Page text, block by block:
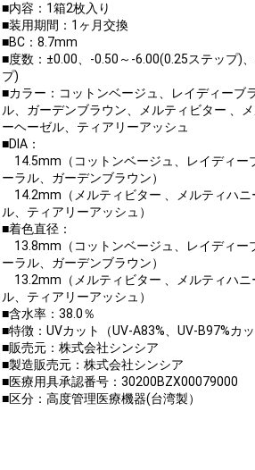
■内容：1箱2枚入り
■装用期間：1ヶ月交換
■BC：8.7mm
■度数：±0.00、-0.50～-6.00(0.25ステップ)
プ)
■カラー：コットンベージュ、レイディーブ
ル、ガーデンブラウン、メルティビター 、
ーヘーゼル、ティアリーアッシュ
■DIA：
14.5mm（コットンベージュ、レイディー
ーラル、ガーデンブラウン）
14.2mm（メルティビター 、メルティハニ
ル、ティアリーアッシュ）
■着色直径：
13.8mm（コットンベージュ、レイディー
ーラル、ガーデンブラウン）
13.2mm（メルティビター 、メルティハニ
ル、ティアリーアッシュ）
■含水率：38.0％
■特徴：UVカット（UV-A83%、UV-B97%カッ
■販売元：株式会社シンシア
■製造販売元：株式会社シンシア
■医療用具承認番号：30200BZX00079000
■区分：高度管理医療機器(台湾製）